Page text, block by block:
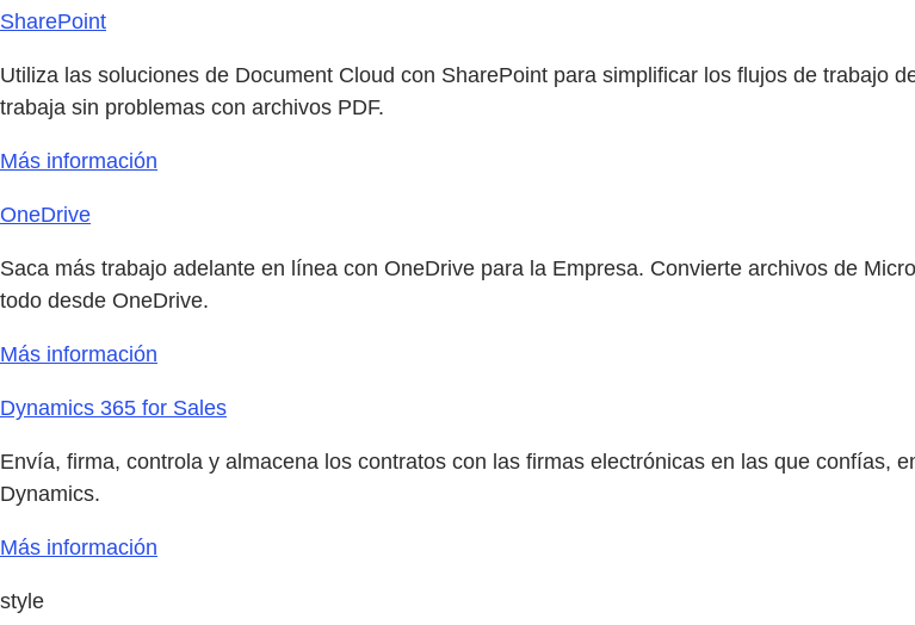
SharePoint
Utiliza las soluciones de Document Cloud con SharePoint para simplificar los flujos de trabajo
trabaja sin problemas con archivos PDF.
Más información
OneDrive
Saca más trabajo adelante en línea con OneDrive para la Empresa. Convierte archivos de
todo desde OneDrive.
Más información
Dynamics 365 for Sales
Envía, firma, controla y almacena los contratos con las firmas electrónicas en las que confías,
Dynamics.
Más información
style